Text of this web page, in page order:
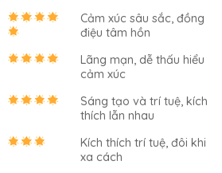
Cảm xúc sâu sắc, đồng
điệu tâm hồn
Lãng mạn, dễ thấu hiểu
cảm xúc
Sáng tạo và trí tuệ, kích
thích lẫn nhau
Kích thích trí tuệ, đôi khi
xa cách